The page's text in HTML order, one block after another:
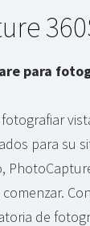
para
para su
de